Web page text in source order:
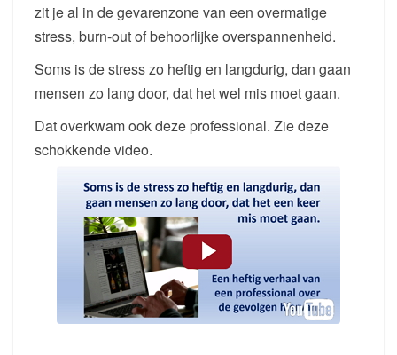
zit je al in de gevarenzone van een overmatige
stress, burn-out of behoorlijke overspannenheid.
Soms is de stress zo heftig en langdurig, dan gaan
mensen zo lang door, dat het wel mis moet gaan.
Dat overkwam ook deze professional. Zie deze
schokkende video.